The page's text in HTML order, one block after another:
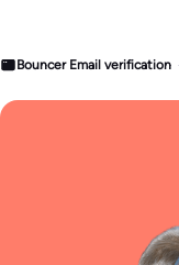
Bouncer Email verification